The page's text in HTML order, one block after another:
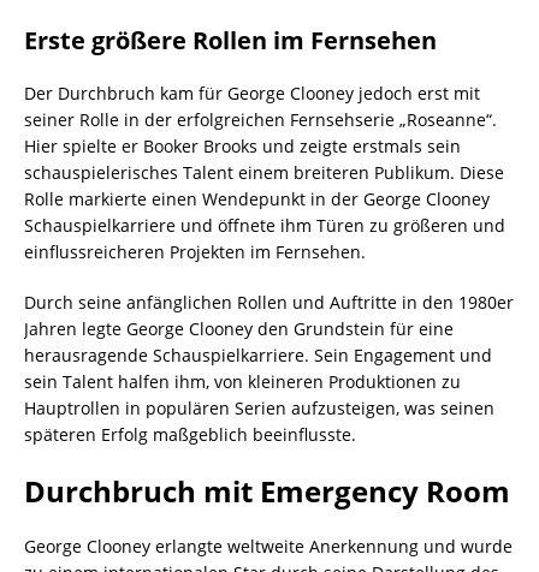
Erste größere Rollen im Fernsehen
Der Durchbruch kam für George Clooney jedoch erst mit
seiner Rolle in der erfolgreichen Fernsehserie „Roseanne“.
Hier spielte er Booker Brooks und zeigte erstmals sein
schauspielerisches Talent einem breiteren Publikum. Diese
Rolle markierte einen Wendepunkt in der George Clooney
Schauspielkarriere und öffnete ihm Türen zu größeren und
einflussreicheren Projekten im Fernsehen.
Durch seine anfänglichen Rollen und Auftritte in den 1980er
Jahren legte George Clooney den Grundstein für eine
herausragende Schauspielkarriere. Sein Engagement und
sein Talent halfen ihm, von kleineren Produktionen zu
Hauptrollen in populären Serien aufzusteigen, was seinen
späteren Erfolg maßgeblich beeinflusste.
Durchbruch mit Emergency Room
George Clooney erlangte weltweite Anerkennung und wurde